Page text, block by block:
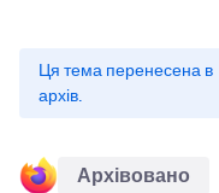
Ця тема перенесена в
архів.
Архівовано